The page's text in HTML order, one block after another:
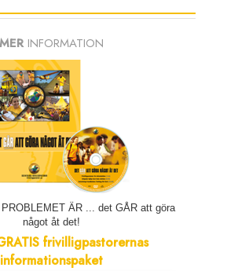
MER INFORMATION
ÄR ... det GÅR att göra
något åt det!
frivilligpastorernas
informationspaket